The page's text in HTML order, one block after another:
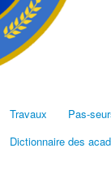
Travaux
Pas-
Dictionnaire des